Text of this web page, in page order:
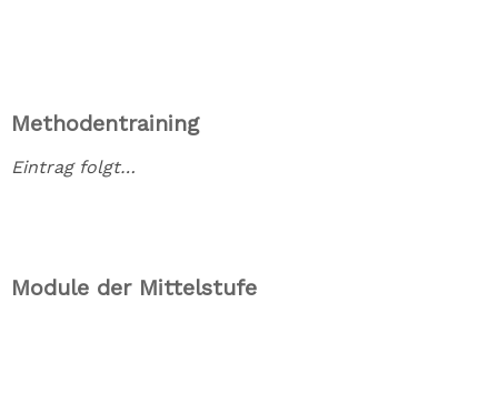
Methodentraining
Eintrag folgt…
Module der Mittelstufe